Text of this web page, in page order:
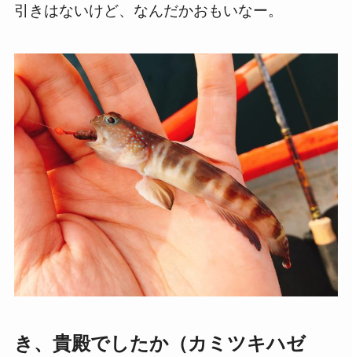
引きはないけど、なんだかおもいなー。
き、貴殿でしたか（カミツキハゼ